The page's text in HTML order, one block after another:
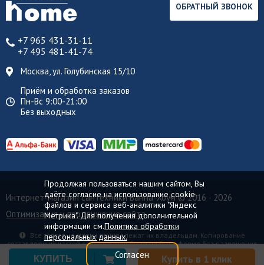
Купить в 1 клик
+7 965 431-31-11
+7 495 481-41-74
Москва, ул. Голубинская 15/10
Приём и обработка заказов
Пн-Вс 9:00-21:00
Без выходных
ОБРАТНЫЙ ЗВОНОК
Интернет-магазин сантехники Ванна-Хоум© 2016 - 2026
Оптимизация и продвижение сайта
Все торговые марки принадлежат их владельцам. Копирование
составляющих частей сайта в какой бы то ни было форме без разрешения
владельца авторских прав запрещено.
Продолжая пользоваться нашим сайтом, Вы
даёте согласие на использование cookie-
файлов и сервиса веб-аналитики "Яндекс
Метрика". Для получения дополнительной
информации см.Политика обработки
персональных данных.
Согласен